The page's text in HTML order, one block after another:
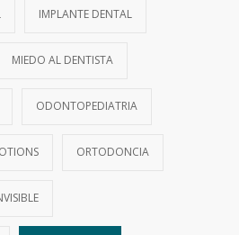
IMPLANTE DENTAL
MIEDO AL DENTISTA
ODONTOPEDIATRIA
ORTODONCIA